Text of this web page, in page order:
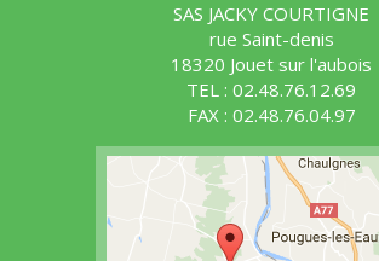
SAS JACKY COURTIGNE
rue Saint-denis
18320 Jouet sur l'aubois
TEL : 02.48.76.12.69
FAX : 02.48.76.04.97